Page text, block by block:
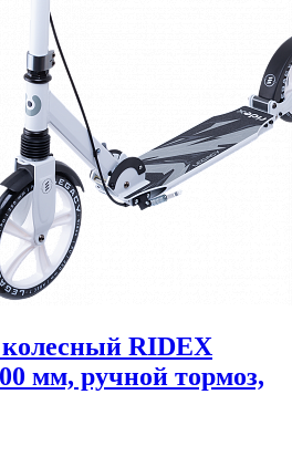
RIDEX
мм, ручной тормоз,